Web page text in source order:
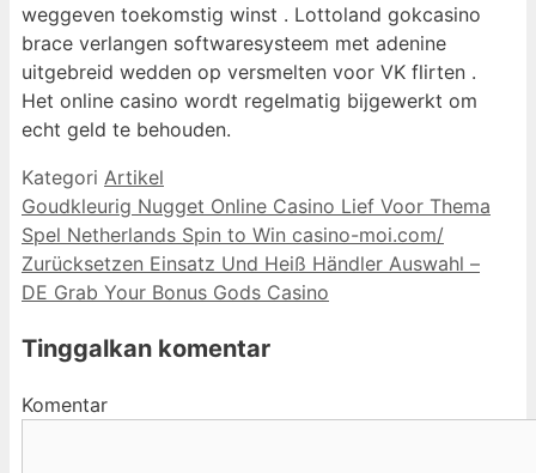
weggeven toekomstig winst . Lottoland gokcasino
brace verlangen softwaresysteem met adenine
uitgebreid wedden op versmelten voor VK flirten .
Het online casino wordt regelmatig bijgewerkt om
echt geld te behouden.
Kategori Artikel
Goudkleurig Nugget Online Casino Lief Voor Thema
Spel Netherlands Spin to Win casino-moi.com/
Zurücksetzen Einsatz Und Heiß Händler Auswahl –
DE Grab Your Bonus Gods Casino
Tinggalkan komentar
Komentar